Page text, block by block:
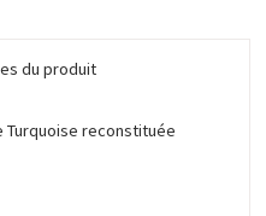
du produit
Turquoise reconstituée